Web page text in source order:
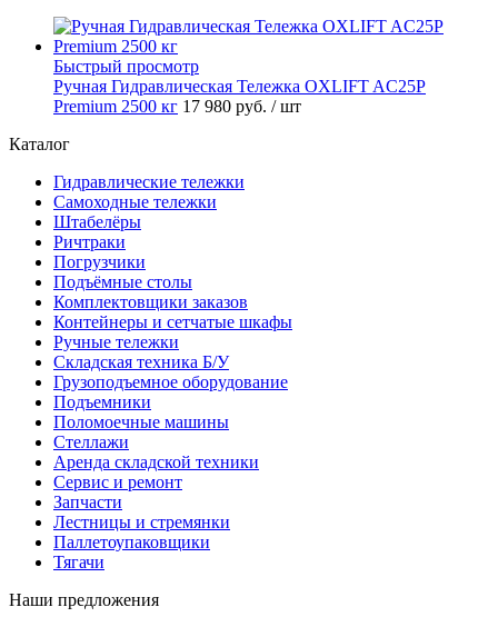
Быстрый просмотр
Ручная Гидравлическая Тележка OXLIFT AC25P
Premium 2500 кг 17 980 руб. / шт
Каталог
Гидравлические тележки
Самоходные тележки
Штабелёры
Ричтраки
Погрузчики
Подъёмные столы
Комплектовщики заказов
Контейнеры и сетчатые шкафы
Ручные тележки
Складская техника Б/У
Грузоподъемное оборудование
Подъемники
Поломоечные машины
Стеллажи
Аренда складской техники
Сервис и ремонт
Запчасти
Лестницы и стремянки
Паллетоупаковщики
Тягачи
Наши предложения